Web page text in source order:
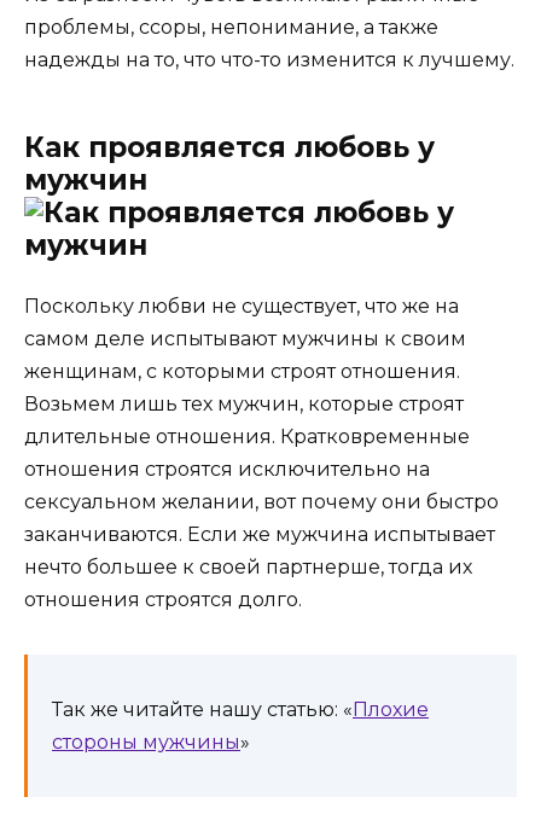
проблемы, ссоры, непонимание, а также
надежды на то, что что-то изменится к лучшему.
Как проявляется любовь у
мужчин
Поскольку любви не существует, что же на
самом деле испытывают мужчины к своим
женщинам, с которыми строят отношения.
Возьмем лишь тех мужчин, которые строят
длительные отношения. Кратковременные
отношения строятся исключительно на
сексуальном желании, вот почему они быстро
заканчиваются. Если же мужчина испытывает
нечто большее к своей партнерше, тогда их
отношения строятся долго.
Так же читайте нашу статью: «Плохие
стороны мужчины»